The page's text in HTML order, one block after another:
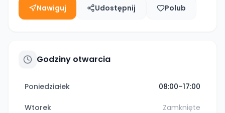
Nawiguj Udostępnij Polub
Godziny otwarcia
Poniedziałek 08:00–17:00
Wtorek Zamknięte